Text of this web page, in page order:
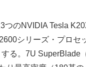
つのNVIDIA Tesla
シリーズ・プロセ
る。7U SuperBlade